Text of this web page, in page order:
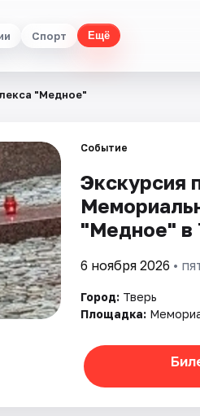
Спорт Ещё
"Медное"
Событие
Экскурсия
"Медное" в
6 ноября 2026 •
Город: Тверь
Площадка: